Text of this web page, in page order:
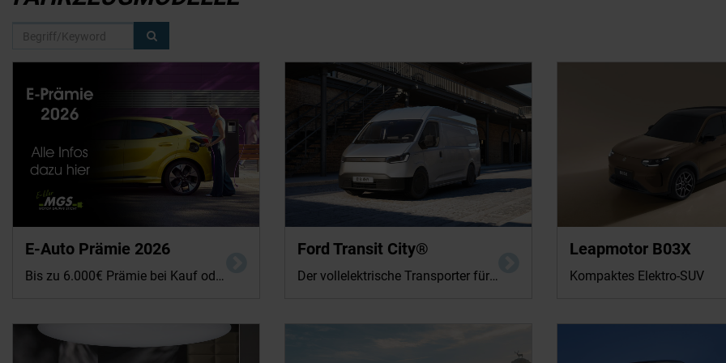
E-Auto Prämie 2026
Bis zu 6.000€ Prämie bei Kauf oder Leasing sichern
Ford Transit City®
Der vollelektrische Transporter für Stadt, Handwerk und Lieferverkehr
Für dieses Fahrzeug liegen vom
verbindlichen Verbrauchs- und
Leapmotor B03X
Kompaktes Elektro-SUV